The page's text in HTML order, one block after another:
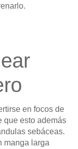
en focos de
que esto además
sebáceas.
manga larga